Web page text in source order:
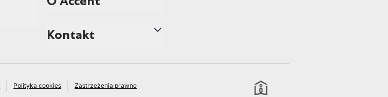
Kontakt
Polityka cookies
Zastrzeżenia prawne